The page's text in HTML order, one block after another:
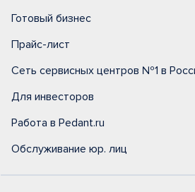
Готовый бизнес
Прайс-лист
Сеть сервисных центров №1 в
Для инвесторов
Работа в Pedant.ru
Обслуживание юр. лиц